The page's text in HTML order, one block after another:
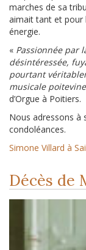
marches de sa
aimait tant et pour
énergie.
« Passionnée par
désintéressée,
pourtant
musicale poitevine
d’Orgue à Poitiers.
Nous adressons à
condoléances.
Simone Villard à
Décès de